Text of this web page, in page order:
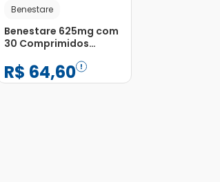
Benestare
Benestare 625mg com
30 Comprimidos
R$ 64,60